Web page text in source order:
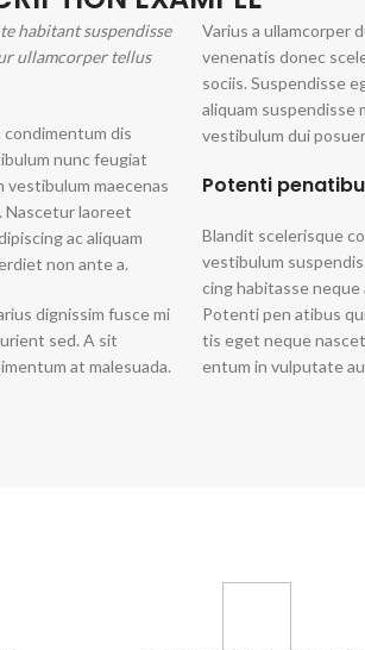
habitant suspendisse
ullamcorper tellus
dis
nunc feugiat
vestibulum maecenas
laoreet
ac aliquam
non ante a.
dignissim fusce mi
sed. A sit
at malesuada.
Varius a ullamcorper
venenatis donec
sociis. Suspendisse
aliquam suspendisse
vestibulum dui
Potenti
Blandit scelerisque
vestibulum
cing habitasse neque
Potenti pen atibus
tis eget neque
entum in vulputate